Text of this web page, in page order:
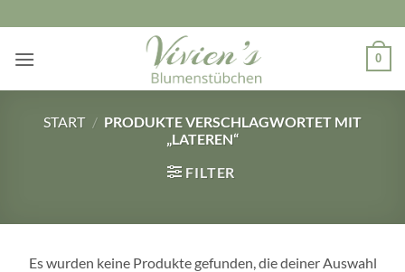
Inhalt
springen
0
START / PRODUKTE VERSCHLAGWORTET MIT
„LATEREN“
FILTER
Es wurden keine Produkte gefunden, die deiner Auswahl